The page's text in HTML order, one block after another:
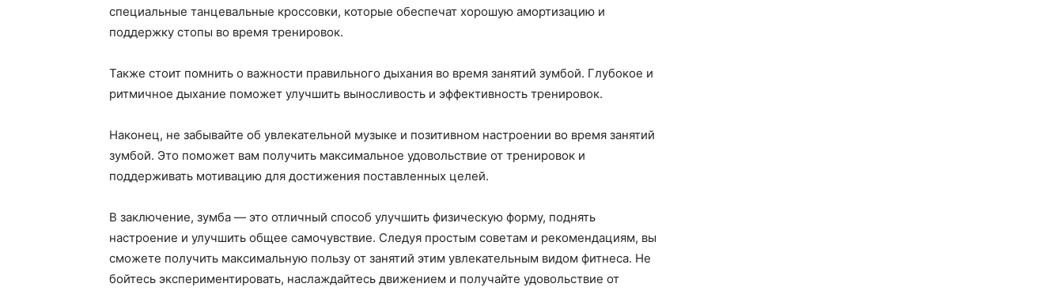
специальные танцевальные кроссовки, которые обеспечат хорошую амортизацию и
поддержку стопы во время тренировок.
Также стоит помнить о важности правильного дыхания во время занятий зумбой. Глубокое и
ритмичное дыхание поможет улучшить выносливость и эффективность тренировок.
Наконец, не забывайте об увлекательной музыке и позитивном настроении во время занятий
зумбой. Это поможет вам получить максимальное удовольствие от тренировок и
поддерживать мотивацию для достижения поставленных целей.
В заключение, зумба — это отличный способ улучшить физическую форму, поднять
настроение и улучшить общее самочувствие. Следуя простым советам и рекомендациям, вы
сможете получить максимальную пользу от занятий этим увлекательным видом фитнеса. Не
бойтесь экспериментировать, наслаждайтесь движением и получайте удовольствие от